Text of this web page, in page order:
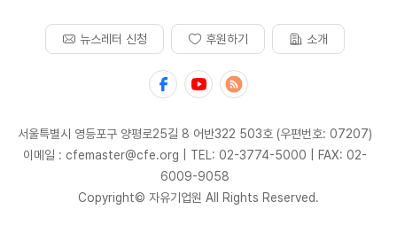
뉴스레터 신청 후원하기 소개
서울특별시 영등포구 양평로25길 8 어반322 503호 (우편번호: 07207)
이메일 : cfemaster@cfe.org
TEL: 02-3774-5000
FAX: 02-
6009-9058
Copyright© 자유기업원 All Rights Reserved.